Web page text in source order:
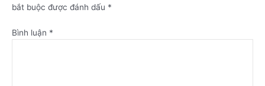
bắt buộc được đánh dấu *
Bình luận *